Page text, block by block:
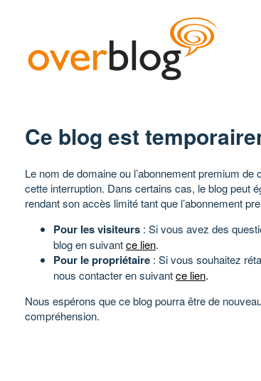
Ce blog est
Le nom de domaine ou l’abonnement premium
cette interruption. Dans certains cas, le blog peut
rendant son accès limité tant que l’abonnement
Pour les visiteurs : Si vous avez des
blog en suivantce lien.
Pour le propriétaire : Si vous souhaitez
nous contacter en suivantce lien.
Nous espérons que ce blog pourra être de
compréhension.